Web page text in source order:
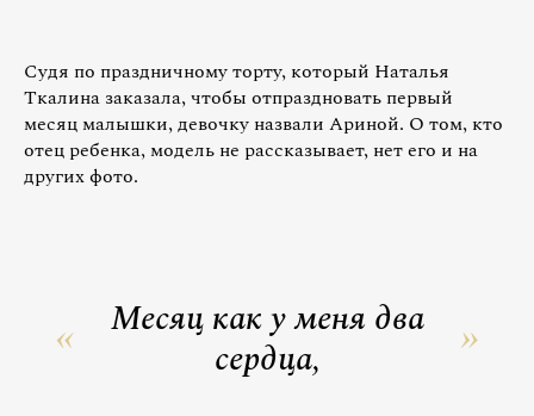
Судя по праздничному торту, который Наталья
Ткалина заказала, чтобы отпраздновать первый
месяц малышки, девочку назвали Ариной. О том, кто
отец ребенка, модель не рассказывает, нет его и на
других фото.
Месяц как у меня два
сердца,